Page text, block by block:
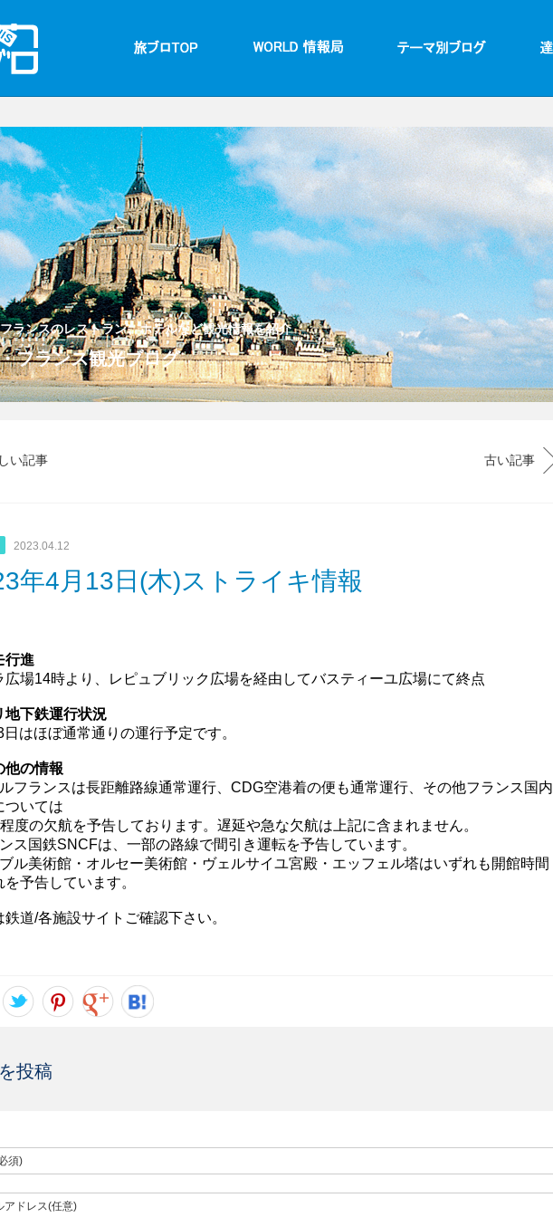
ランスのレストラン、ホテルなど観光情報を紹介
フランス観光ブログ
い記事 古い記事
2023.04.12
年4月13日(木)ストライキ情報
行進
広場14時より、
レピュブリック広場を経由してバスティーユ広場にて終点
地下鉄運行状況
日はほぼ通常通りの運行予定です。
他の情報
フランスは長距離路線通常運行、 CDG空港着の便も通常運行、その他フランス国内
ついては
度の欠航を予告しております。 遅延や急な欠航は上記に含 まれません。
ス国鉄SNCFは、 一部の路線で間引き運転を予告しています。
ル美術館・オルセー美術館・ヴェルサイユ宮殿・ エッフェル塔はいずれも開館時間
を予告しています。
鉄道/各施設サイトご確認下さい。
投稿